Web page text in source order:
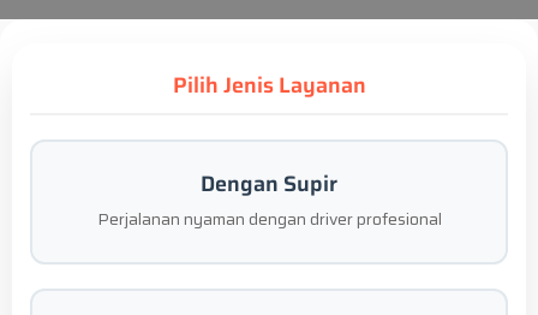
Pilih Jenis Layanan
Dengan Supir
Perjalanan nyaman dengan driver profesional